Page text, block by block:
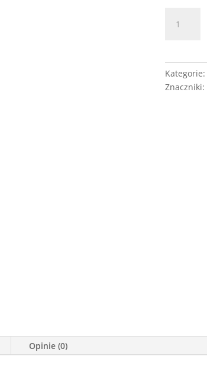
Pierścionek
masa
perłowa
Kategorie:
Znaczniki:
Opinie (0)